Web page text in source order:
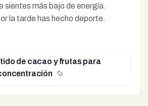
sientes más bajo de energía.
la tarde has hecho deporte.
de cacao y frutas para